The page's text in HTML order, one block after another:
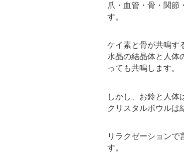
爪・血管・骨・関節
す。
ケイ素と骨が共鳴す
水晶の結晶体と人体
っても共鳴します。
しかし、お鈴と人体
クリスタルボウルは
リラクゼーションで
す。